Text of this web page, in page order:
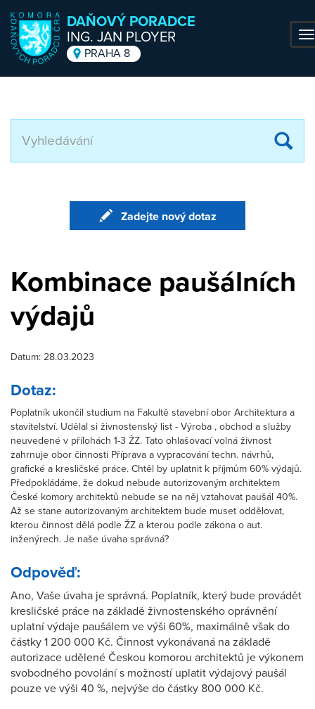
DAŇOVÝ PORADCE
ING. JAN PLOYER
PRAHA 8
Zadejte nový dotaz
Kombinace paušálních
výdajů
Datum: 28.03.2023
Dotaz:
Poplatník ukončil studium na Fakultě stavební obor Architektura a
stavitelství. Udělal si živnostenský list - Výroba , obchod a služby
neuvedené v přílohách 1-3 ŽZ. Tato ohlašovací volná živnost
zahrnuje obor činnosti Příprava a vypracování techn. návrhů,
grafické a kresličské práce. Chtěl by uplatnit k příjmům 60% výdajů.
Předpokládáme, že dokud nebude autorizovaným architektem
České komory architektů nebude se na něj vztahovat paušál 40%.
Až se stane autorizovaným architektem bude muset oddělovat,
kterou činnost dělá podle ŽZ a kterou podle zákona o aut.
inženýrech. Je naše úvaha správná?
Odpověď:
Ano, Vaše úvaha je správná. Poplatník, který bude provádět
kresličské práce na základě živnostenského oprávnění
uplatní výdaje paušálem ve výši 60%, maximálně však do
částky 1 200 000 Kč. Činnost vykonávaná na základě
autorizace udělené Českou komorou architektů je výkonem
svobodného povolání s možností uplatit výdajový paušál
pouze ve výši 40 %, nejvýše do částky 800 000 Kč.